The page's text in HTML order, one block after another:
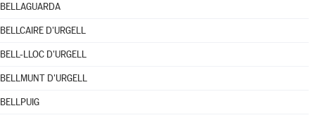
BELLAGUARDA
BELLCAIRE D'URGELL
BELL-LLOC D'URGELL
BELLMUNT D'URGELL
BELLPUIG